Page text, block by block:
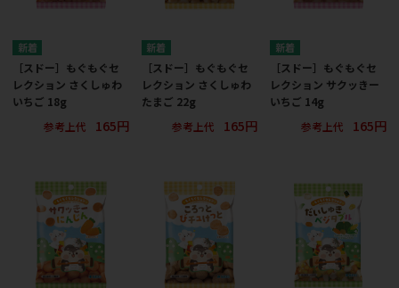
［スドー］もぐもぐセ
レクション さくしゅわ
いちご 18g
参考上代
165円
［スドー］もぐもぐセ
レクション さくしゅわ
たまご 22g
参考上代
165円
［スドー］もぐもぐセ
レクション サクッきー
いちご 14g
参考上代
165円